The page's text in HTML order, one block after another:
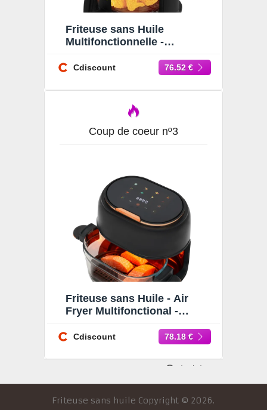
Friteuse sans Huile
Multifonctionnelle -
Friteuse sans Huile 80-190
Cdiscount 76.52 €
Coup de coeur nº3
Friteuse sans Huile - Air
Fryer Multifonctional -
1350W Noir - 60-190 ℃
Cdiscount 78.18 €
Friteuse sans huile Copyright © 2026.